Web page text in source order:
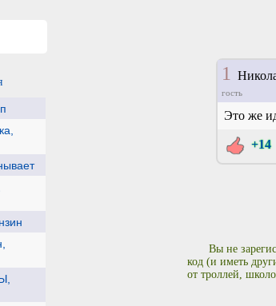
1
гость
Это же
+14
Вы не
код (и иметь
от троллей,